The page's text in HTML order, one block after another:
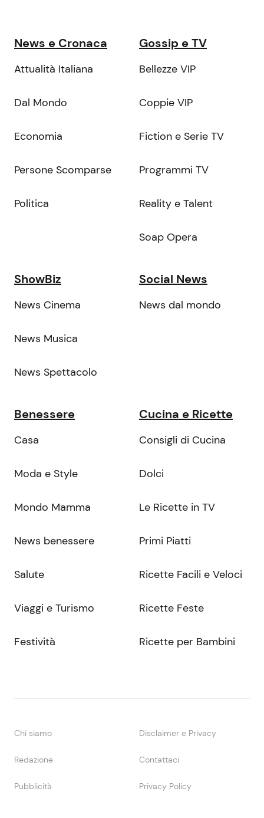
News e Cronaca
Attualità Italiana
Dal Mondo
Economia
Persone Scomparse
Politica
Gossip e TV
Bellezze VIP
Coppie VIP
Fiction e Serie TV
Programmi TV
Reality e Talent
Soap Opera
ShowBiz
News Cinema
News Musica
News Spettacolo
Social News
News dal mondo
Benessere
Casa
Moda e Style
Mondo Mamma
News benessere
Salute
Viaggi e Turismo
Festività
Cucina e Ricette
Consigli di Cucina
Dolci
Le Ricette in TV
Primi Piatti
Ricette Facili e Veloci
Ricette Feste
Ricette per Bambini
Chi siamo Disclaimer e Privacy
Redazione Contattaci
Pubblicità Privacy Policy